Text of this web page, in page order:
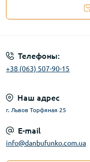
Телефоны:
+38 (063) 507-90-15
Наш адрес
г. Львов Торфяная 25
E-mail
info@danbufunko.com.ua